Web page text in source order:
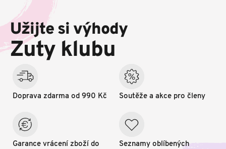
a
í
Užijte si výhody
Zuty klubu
Doprava zdarma od 990 Kč
Garance vrácení zboží do
Soutěže a akce pro členy
Seznamy oblíbených